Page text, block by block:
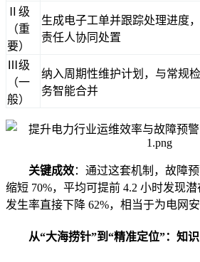
Ⅱ级
（重
要）
生成电子工单并跟踪处理进度
责任人协同处置
Ⅲ级
（一
般）
纳入周期性维护计划，与常规
务智能合并
关键成效：通过这套机制，故障
缩短 70%，平均可提前 4.2 小时发现
发生率直接下降 62%，相当于为电网安
从“大海捞针”到“精准定位”：知